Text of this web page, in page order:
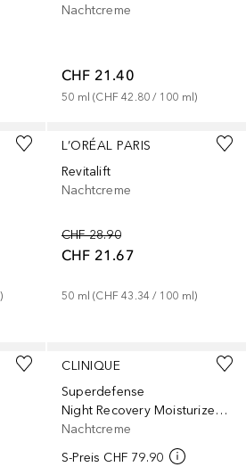
Nachtcreme
CHF 21.40
50 ml (CHF 42.80 / 100 ml)
)
L’ORÉAL PARIS
Revitalift
Nachtcreme
CHF 28.90
CHF 21.67
50 ml (CHF 43.34 / 100 ml)
CLINIQUE
Superdefense
Night Recovery Moisturizer Hauttyp 1+2
Nachtcreme
S-Preis CHF 79.90